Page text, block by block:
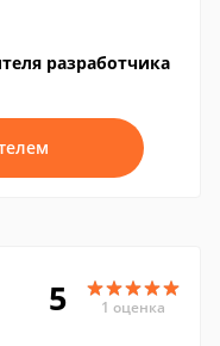
разработчика
5 1 оценка